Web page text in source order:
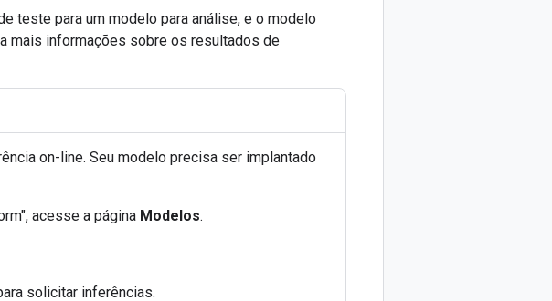
teste para um modelo para análise, e o modelo
mais informações sobre os resultados de
on-line. Seu modelo precisa ser implantado
acesse a página Modelos.
solicitar inferências.